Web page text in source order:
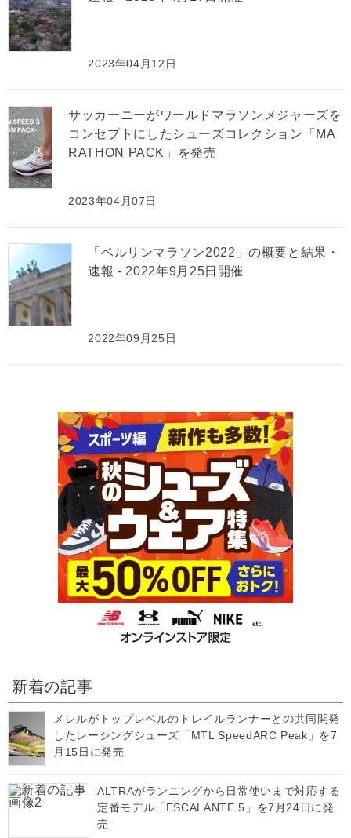
2023年04月12日
サッカーニーがワールドマラソンメジャーズを
コンセプトにしたシューズコレクション「MA
RATHON PACK」を発売
2023年04月07日
「ベルリンマラソン2022」の概要と結果・
速報 - 2022年9月25日開催
2022年09月25日
新着の記事
メレルがトップレベルのトレイルランナーとの共同開発
したレーシングシューズ「MTL SpeedARC Peak」を7
月15日に発売
ALTRAがランニングから日常使いまで対応する
定番モデル「ESCALANTE 5」を7月24日に発
売